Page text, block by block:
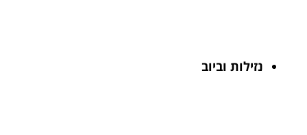
נזילות וביוב